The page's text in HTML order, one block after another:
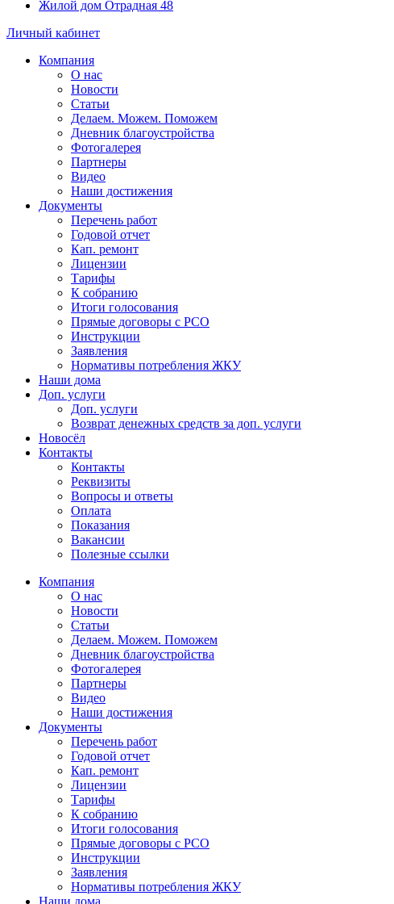
Жилой дом Отрадная 48
Личный кабинет
Компания
О нас
Новости
Статьи
Делаем. Можем. Поможем
Дневник благоустройства
Фотогалерея
Партнеры
Видео
Наши достижения
Документы
Перечень работ
Годовой отчет
Кап. ремонт
Лицензии
Тарифы
К собранию
Итоги голосования
Прямые договоры с РСО
Инструкции
Заявления
Нормативы потребления ЖКУ
Наши дома
Доп. услуги
Доп. услуги
Возврат денежных средств за доп. услуги
Новосёл
Контакты
Контакты
Реквизиты
Вопросы и ответы
Оплата
Показания
Вакансии
Полезные ссылки
Компания
О нас
Новости
Статьи
Делаем. Можем. Поможем
Дневник благоустройства
Фотогалерея
Партнеры
Видео
Наши достижения
Документы
Перечень работ
Годовой отчет
Кап. ремонт
Лицензии
Тарифы
К собранию
Итоги голосования
Прямые договоры с РСО
Инструкции
Заявления
Нормативы потребления ЖКУ
Наши дома